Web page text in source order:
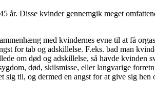
Disse kvinder gennemgik meget
med kvindernes evne til at få
for tab og adskillelse. F.eks. bad man
om død og adskillelse, så havde
død, skilsmisse, eller langvarige
til, og dermed en angst for at give sig hen